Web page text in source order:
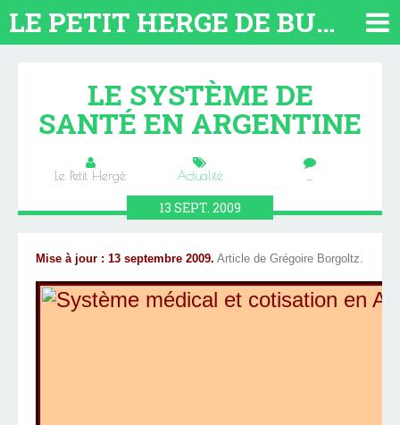
LE PETIT HERGE DE BUENOS AIRES 2026. TOUT SUR L'ARGENTINE
LE SYSTÈME DE
SANTÉ EN ARGENTINE
Le Petit Hergé Actualité …
13 SEPT. 2009
Mise à jour : 13 septembre 2009. Article de Grégoire Borgoltz.